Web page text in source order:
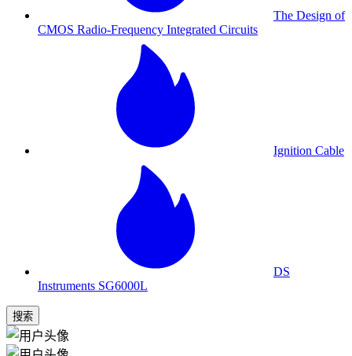
The Design of
CMOS Radio-Frequency Integrated Circuits
Ignition Cable
DS
Instruments SG6000L
搜索